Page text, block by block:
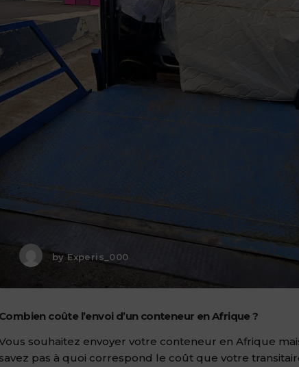
by Experis_000
Combien coûte l’envoi d’un conteneur en Afrique ?
souhaitez envoyer votre conteneur en Afrique
savez pas à quoi correspond le coût que votre